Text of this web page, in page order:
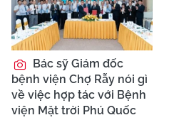
Bác sỹ Giám đốc
bệnh viện Chợ Rẫy nói gì
về việc hợp tác với Bệnh
viện Mặt trời Phú Quốc